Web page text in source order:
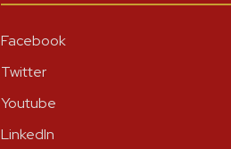
Facebook
Twitter
Youtube
LinkedIn